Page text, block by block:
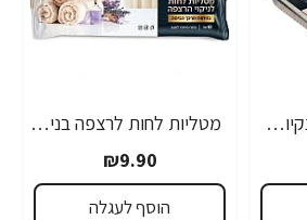
מגשיות אלומיניום ענקיות - 2 יחידות
מטליות לחות לרצפה בניחוח מרכך כביסה ארומתרפיה 10 יחידות
₪9.90
הוסף לעגלה